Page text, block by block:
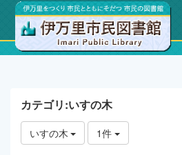
トップページ こんにちは、図
カテゴリ:いすの木
いすの木 1件